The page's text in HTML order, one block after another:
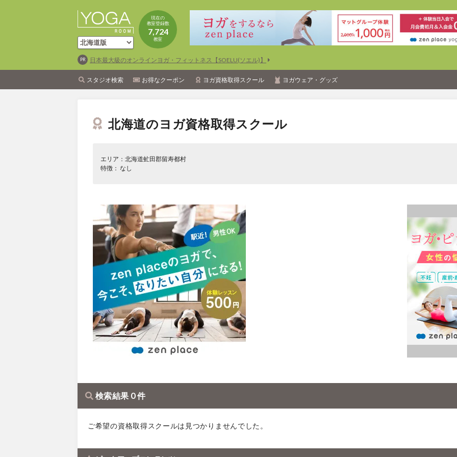
現在の
教室登録数
7,724
教室
日本最大級のオンラインヨガ・フィットネス【SOELU(ソエル)】
スタジオ検索 お得なクーポン ヨガ資格取得スクール ヨガウェア・グッズ
北海道のヨガ資格取得スクール
エリア：北海道虻田郡留寿都村
特徴： なし
検索結果 0 件
ご希望の資格取得スクールは見つかりませんでした。